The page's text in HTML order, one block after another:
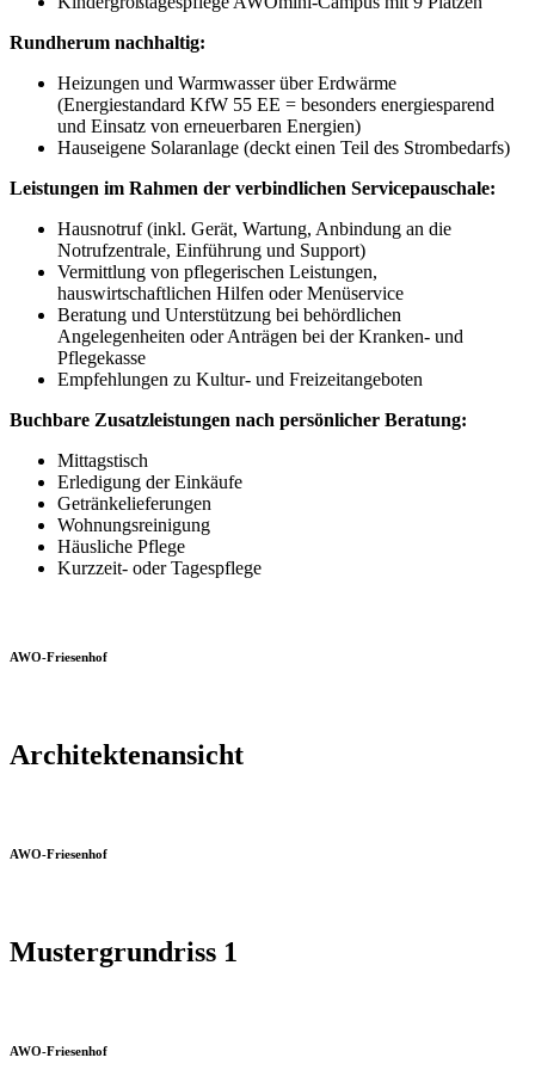
Rundherum nachhaltig:
Heizungen und Warmwasser über Erdwärme
(Energiestandard KfW 55 EE = besonders energiesparend
und Einsatz von erneuerbaren Energien)
Hauseigene Solaranlage (deckt einen Teil des Strombedarfs)
Leistungen im Rahmen der verbindlichen Servicepauschale:
Hausnotruf (inkl. Gerät, Wartung, Anbindung an die
Notrufzentrale, Einführung und Support)
Vermittlung von pflegerischen Leistungen,
hauswirtschaftlichen Hilfen oder Menüservice
Beratung und Unterstützung bei behördlichen
Angelegenheiten oder Anträgen bei der Kranken- und
Pflegekasse
Empfehlungen zu Kultur- und Freizeitangeboten
Buchbare Zusatzleistungen nach persönlicher Beratung:
Mittagstisch
Erledigung der Einkäufe
Getränkelieferungen
Wohnungsreinigung
Häusliche Pflege
Kurzzeit- oder Tagespflege
AWO-Friesenhof
Architektenansicht
AWO-Friesenhof
Mustergrundriss 1
AWO-Friesenhof